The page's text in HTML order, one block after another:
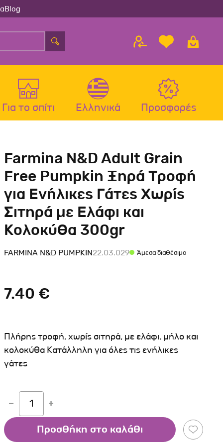
Blog
Μπολ-Ταιστρες-Ποτίστρες Σκύλου
Περιλαίμια Σκύλου
Σαμαράκια Σκύλου
Οδηγοί-Πτυσσόμενοι Οδηγοί
Σκύλου
Μπολ-Ταιστρες-Ποτίστρες Γάτας
Περιλαίμια-Σαμαράκια Γάτας
Παιχνίδια Γάτας
Ονυχοδρόμια Γάτας
Ταυτότητες Γάτας
Οδηγοί Γάτας
Για το σπίτι Ελληνικά Προσφορές
Farmina N&D Adult Grain
Free Pumpkin Ξηρά Τροφή
για Ενήλικες Γάτες Xωρίς
Σιτηρά με Ελάφι και
Κολοκύθα 300gr
FARMINA N&D PUMPKIN22.03.029 Άμεσα διαθέσιμο
7.40 €
Πλήρης τροφή, χωρίς σιτηρά, με ελάφι, μήλο και
κολοκύθα Κατάλληλη για όλες τις ενήλικες
γάτες
1
Προσθήκη στο καλάθι